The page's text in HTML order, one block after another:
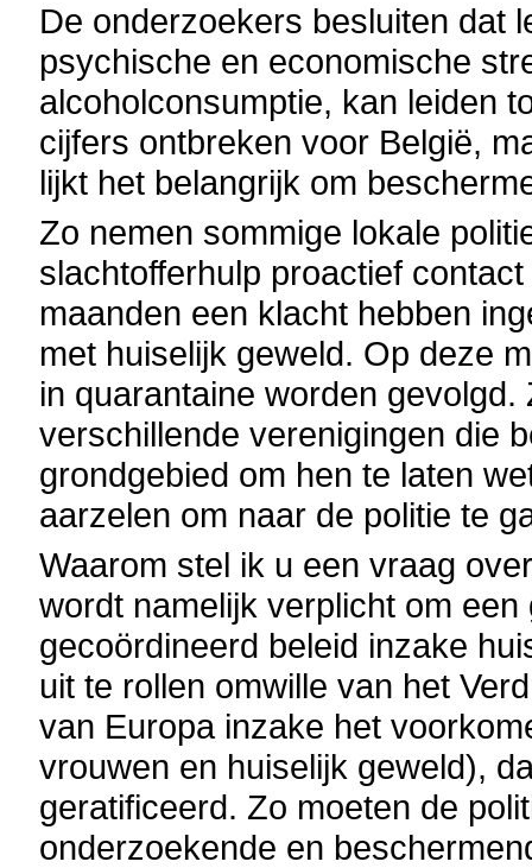
De onderzoekers besluiten dat
psychische en economische
alcoholconsumptie, kan leiden
cijfers ontbreken voor België,
lijkt het belangrijk om
Zo nemen sommige lokale
slachtofferhulp proactief
maanden een klacht hebben
met huiselijk geweld. Op deze
in quarantaine worden
verschillende verenigingen die
grondgebied om hen te laten
aarzelen om naar de politie te
Waarom stel ik u een vraag
wordt namelijk verplicht om
gecoördineerd beleid inzake
uit te rollen omwille van het
van Europa inzake het
vrouwen en huiselijk geweld),
geratificeerd. Zo moeten de
onderzoekende en